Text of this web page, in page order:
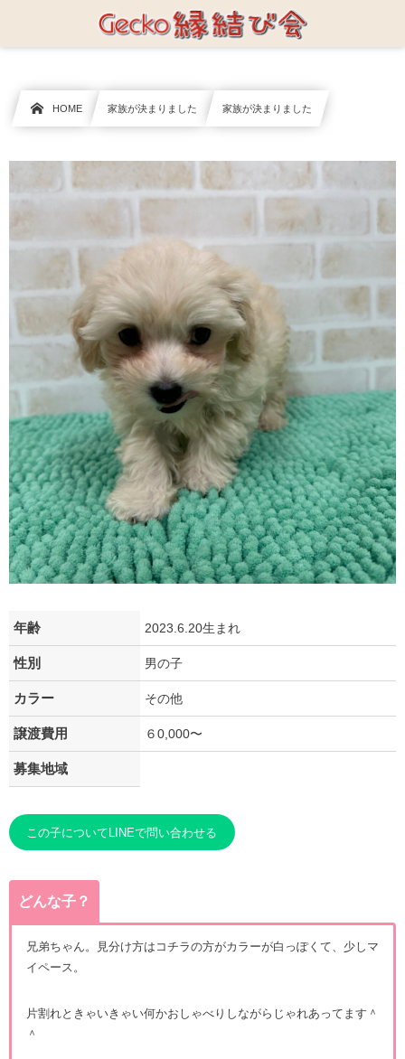
HOME 家族が決まりました 家族が決まりました
年齢 2023.6.20生まれ
性別 男の子
カラー その他
譲渡費用 ６0,000〜
募集地域
この子についてLINEで問い合わせる
どんな子？
兄弟ちゃん。見分け方はコチラの方がカラーが白っぽくて、少しマ
イペース。
片割れときゃいきゃい何かおしゃべりしながらじゃれあってます＾
＾